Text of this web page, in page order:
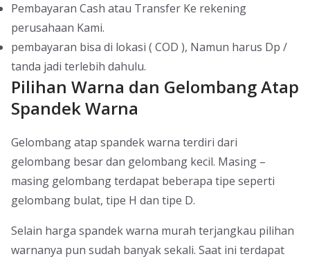
Pembayaran Cash atau Transfer Ke rekening
perusahaan Kami.
pembayaran bisa di lokasi ( COD ), Namun harus Dp /
tanda jadi terlebih dahulu.
Pilihan Warna dan Gelombang Atap
Spandek Warna
Gelombang atap spandek warna terdiri dari
gelombang besar dan gelombang kecil. Masing –
masing gelombang terdapat beberapa tipe seperti
gelombang bulat, tipe H dan tipe D.
Selain harga spandek warna murah terjangkau pilihan
warnanya pun sudah banyak sekali. Saat ini terdapat